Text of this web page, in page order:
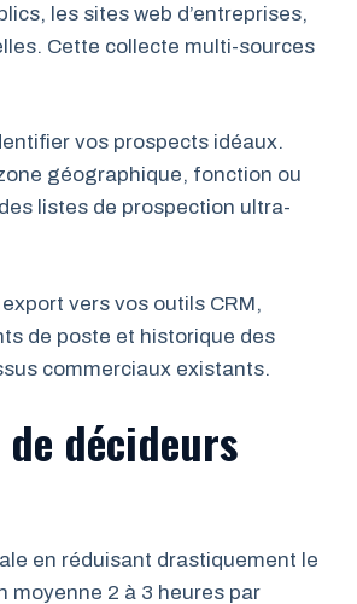
les sites web d’entreprises,
Cette collecte multi-sources
vos prospects idéaux.
géographique, fonction ou
listes de prospection ultra-
vers vos outils CRM,
de poste et historique des
commerciaux existants.
de décideurs
en réduisant drastiquement le
moyenne 2 à 3 heures par